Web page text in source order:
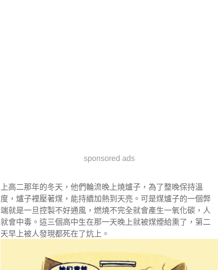
sponsored ads
上高二那年的冬天，他們輪流晚上燒爐子，為了整晚保持溫
度，爐子裡壓著煤，能持續加熱到天亮。可是煤爐子的一個弊
端就是一旦控製不好通風，燃燒不完全就會產生一氧化碳，人
就會中毒。這三個高中生在那一天晚上就被煤煙給熏了，第二
天早上被人發現都死在了炕上。